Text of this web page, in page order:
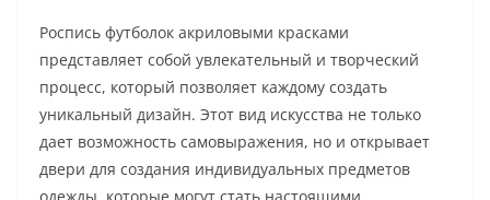
Роспись футболок акриловыми красками
представляет собой увлекательный и творческий
процесс, который позволяет каждому создать
уникальный дизайн. Этот вид искусства не только
дает возможность самовыражения, но и открывает
двери для создания индивидуальных предметов